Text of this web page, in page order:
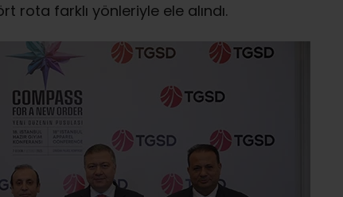
rota farklı yönleriyle ele alındı.